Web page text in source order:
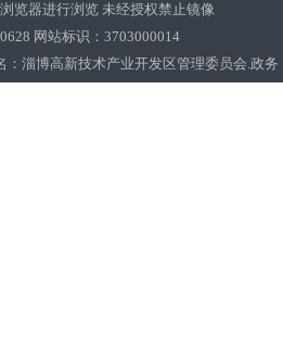
览器进行浏览 未经授权禁止镜像
网站标识：3703000014
：淄博高新技术产业开发区管理委员会.政务